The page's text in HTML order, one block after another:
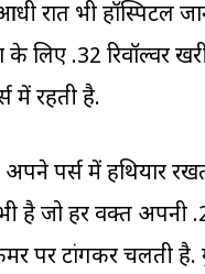
रात भी हॉस्पिटल
के लिए .32 रिवॉल्वर
में रहती है.
अपने पर्स में हथियार
है जो हर वक्त अपनी
पर टांगकर चलती है.